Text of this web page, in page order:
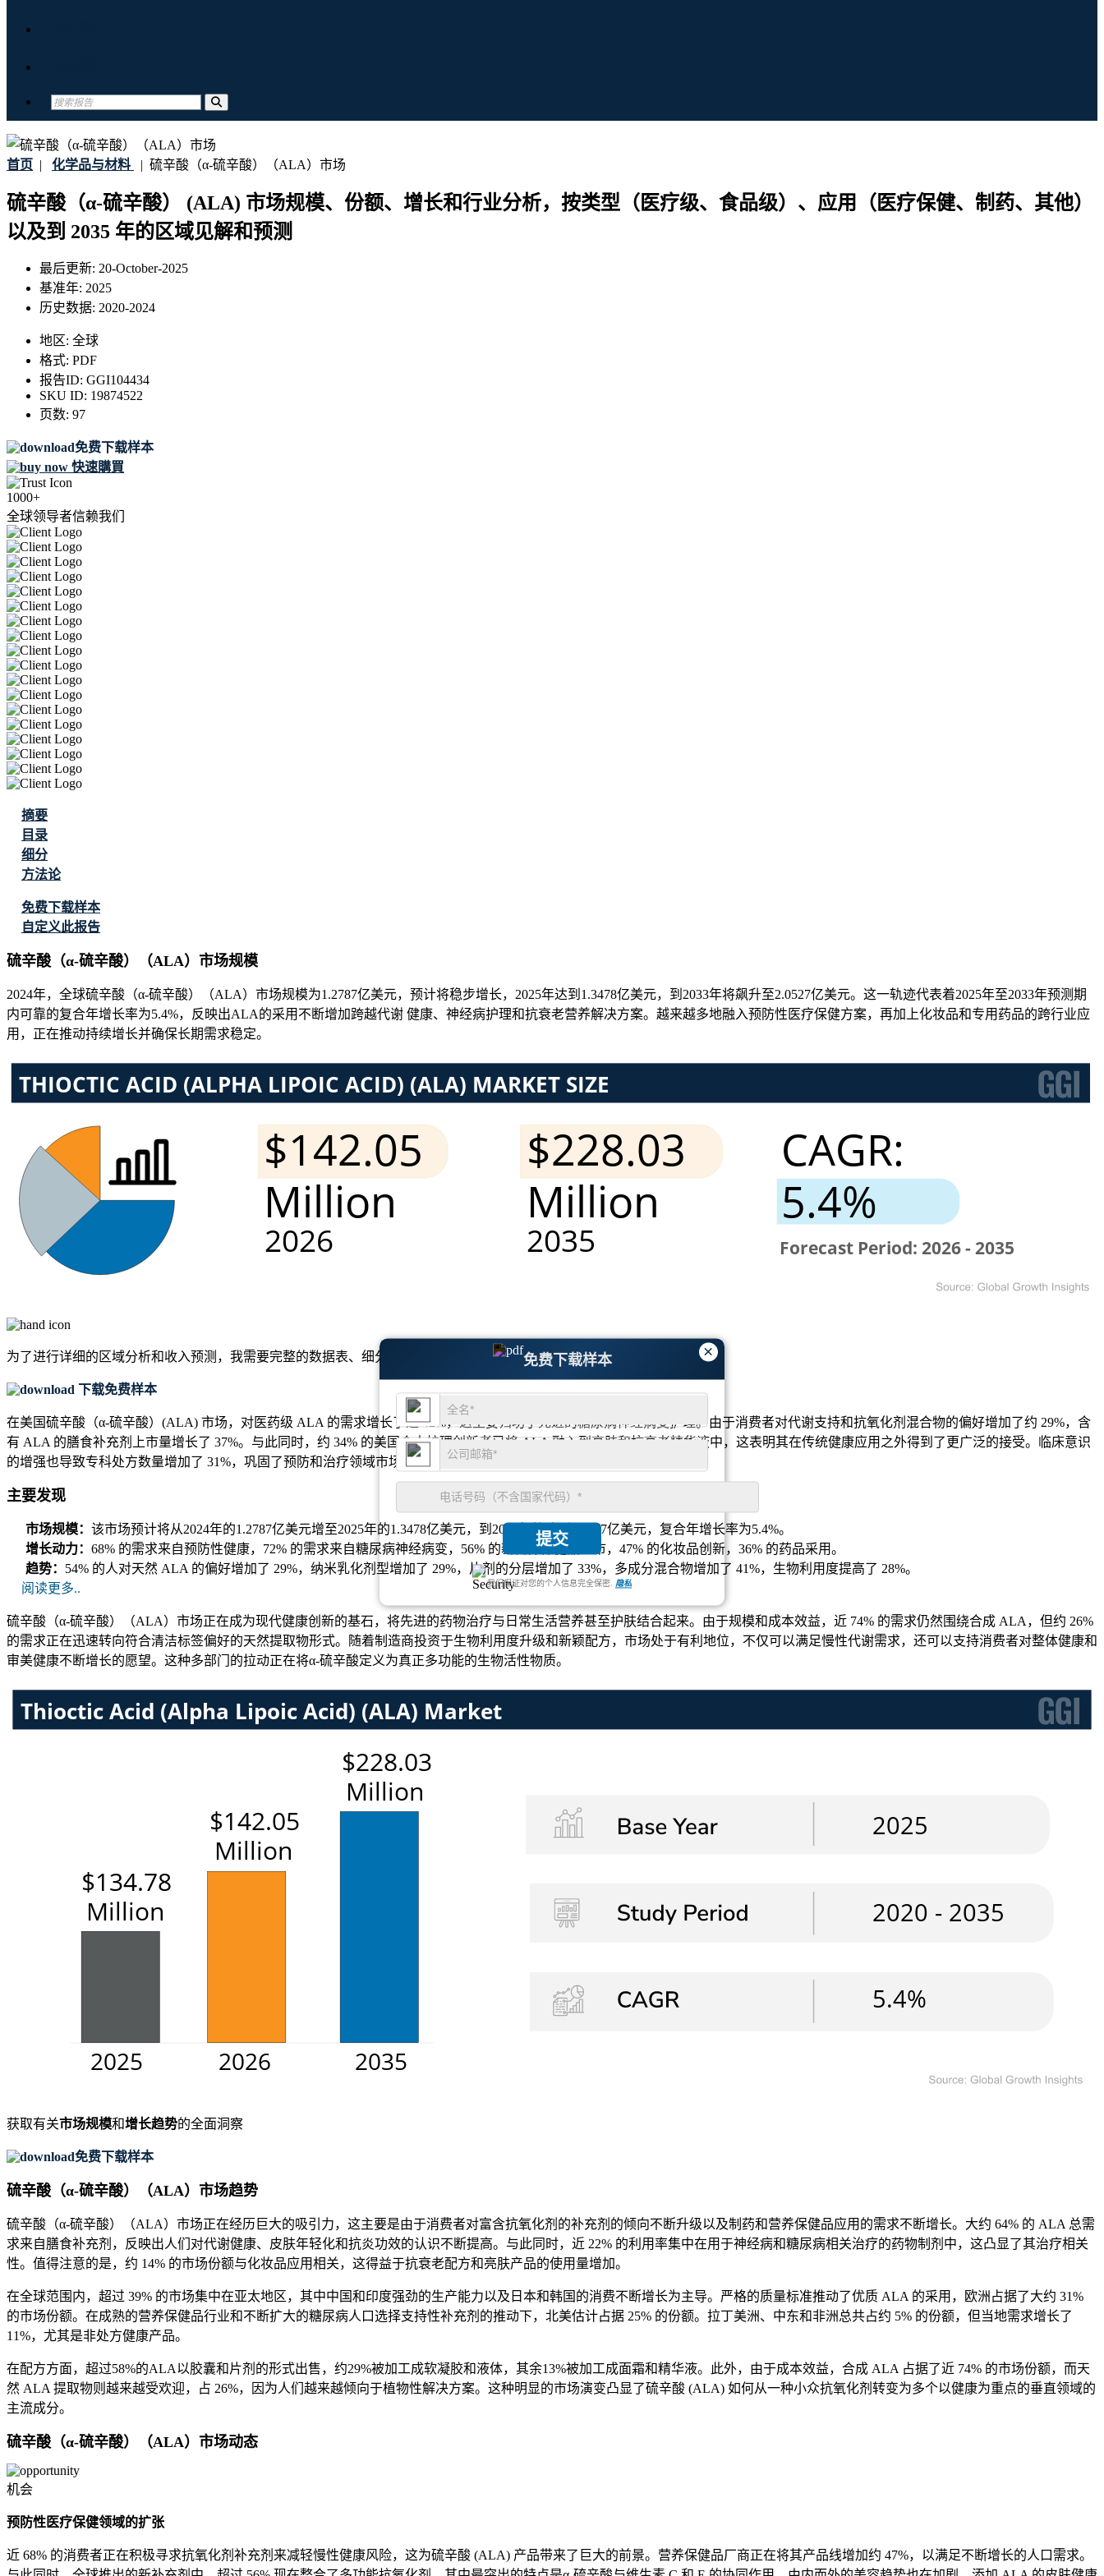
首页 | 化学品与材料 | 硫辛酸（α-硫辛酸）（ALA）市场
硫辛酸（α-硫辛酸） (ALA) 市场规模、份额、增长和行业分析，按类型（医疗级、食品级）、应用（医疗保健、制药、其他）
以及到 2035 年的区域见解和预测
最后更新: 20-October-2025
基准年: 2025
历史数据: 2020-2024
地区: 全球
格式: PDF
报告ID: GGI104434
SKU ID: 19874522
页数: 97
免费下载样本
快速購買
1000+
全球领导者信赖我们
×
免费下载样本
提交
我们保证对您的个人信息完全保密. 隐私
摘要
目录
细分
方法论
免费下载样本
自定义此报告
硫辛酸（α-硫辛酸）（ALA）市场规模
2024年，全球硫辛酸（α-硫辛酸）（ALA）市场规模为1.2787亿美元，预计将稳步增长，2025年达到1.3478亿美元，到2033年将飙升至2.0527亿美元。这一轨迹代表着2025年至2033年预测期
内可靠的复合年增长率为5.4%，反映出ALA的采用不断增加跨越代谢 健康、神经病护理和抗衰老营养解决方案。越来越多地融入预防性医疗保健方案，再加上化妆品和专用药品的跨行业应
用，正在推动持续增长并确保长期需求稳定。
为了进行详细的区域分析和收入预测，我需要完整的数据表、细分市场分析和竞争格局。
下载免费样本
在美国硫辛酸（α-硫辛酸）(ALA) 市场，对医药级 ALA 的需求增长了近 42%，这主要归功于先进的糖尿病神经病变护理。由于消费者对代谢支持和抗氧化剂混合物的偏好增加了约 29%，含
有 ALA 的膳食补充剂上市量增长了 37%。与此同时，约 34% 的美国个人护理创新者已将 ALA 融入到亮肤和抗衰老精华液中，这表明其在传统健康应用之外得到了更广泛的接受。临床意识
的增强也导致专科处方数量增加了 31%，巩固了预防和治疗领域市场的弹性轨迹。
主要发现
市场规模： 该市场预计将从2024年的1.2787亿美元增至2025年的1.3478亿美元，到2033年将达到2.0527亿美元，复合年增长率为5.4%。
增长动力： 68% 的需求来自预防性健康，72% 的需求来自糖尿病神经病变，56% 的新营养保健品上市，47% 的化妆品创新，36% 的药品采用。
趋势： 54% 的人对天然 ALA 的偏好增加了 29%，纳米乳化剂型增加了 29%，片剂的分层增加了 33%，多成分混合物增加了 41%，生物利用度提高了 28%。
阅读更多..
硫辛酸（α-硫辛酸）（ALA）市场正在成为现代健康创新的基石，将先进的药物治疗与日常生活营养甚至护肤结合起来。由于规模和成本效益，近 74% 的需求仍然围绕合成 ALA，但约 26%
的需求正在迅速转向符合清洁标签偏好的天然提取物形式。随着制造商投资于生物利用度升级和新颖配方，市场处于有利地位，不仅可以满足慢性代谢需求，还可以支持消费者对整体健康和
审美健康不断增长的愿望。这种多部门的拉动正在将α-硫辛酸定义为真正多功能的生物活性物质。
获取有关市场规模和增长趋势的全面洞察
免费下载样本
硫辛酸（α-硫辛酸）（ALA）市场趋势
硫辛酸（α-硫辛酸）（ALA）市场正在经历巨大的吸引力，这主要是由于消费者对富含抗氧化剂的补充剂的倾向不断升级以及制药和营养保健品应用的需求不断增长。大约 64% 的 ALA 总需
求来自膳食补充剂，反映出人们对代谢健康、皮肤年轻化和抗炎功效的认识不断提高。与此同时，近 22% 的利用率集中在用于神经病和糖尿病相关治疗的药物制剂中，这凸显了其治疗相关
性。值得注意的是，约 14% 的市场份额与化妆品应用相关，这得益于抗衰老配方和亮肤产品的使用量增加。
在全球范围内，超过 39% 的市场集中在亚太地区，其中中国和印度强劲的生产能力以及日本和韩国的消费不断增长为主导。严格的质量标准推动了优质 ALA 的采用，欧洲占据了大约 31%
的市场份额。在成熟的营养保健品行业和不断扩大的糖尿病人口选择支持性补充剂的推动下，北美估计占据 25% 的份额。拉丁美洲、中东和非洲总共占约 5% 的份额，但当地需求增长了
11%，尤其是非处方健康产品。
在配方方面，超过58%的ALA以胶囊和片剂的形式出售，约29%被加工成软凝胶和液体，其余13%被加工成面霜和精华液。此外，由于成本效益，合成 ALA 占据了近 74% 的市场份额，而天
然 ALA 提取物则越来越受欢迎，占 26%，因为人们越来越倾向于植物性解决方案。这种明显的市场演变凸显了硫辛酸 (ALA) 如何从一种小众抗氧化剂转变为多个以健康为重点的垂直领域的
主流成分。
硫辛酸（α-硫辛酸）（ALA）市场动态
机会
预防性医疗保健领域的扩张
近 68% 的消费者正在积极寻求抗氧化剂补充剂来减轻慢性健康风险，这为硫辛酸 (ALA) 产品带来了巨大的前景。营养保健品厂商正在将其产品线增加约 47%，以满足不断增长的人口需求。